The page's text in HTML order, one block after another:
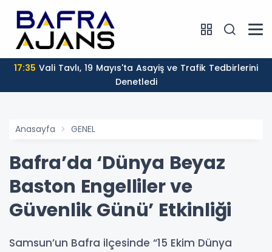
17:35
Denetledi
Anasayfa GENEL
Bafra’da ‘Dünya Beyaz
Baston Engelliler ve
Güvenlik Günü’ Etkinliği
Samsun’un Bafra ilçesinde “15 Ekim Dünya